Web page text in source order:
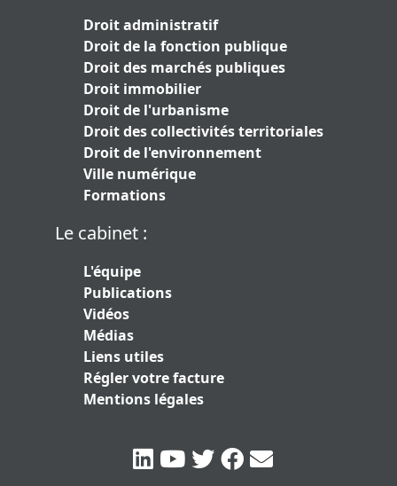
Droit administratif
Droit de la fonction publique
Droit des marchés publiques
Droit immobilier
Droit de l'urbanisme
Droit des collectivités territoriales
Droit de l'environnement
Ville numérique
Formations
Le cabinet :
L'équipe
Publications
Vidéos
Médias
Liens utiles
Régler votre facture
Mentions légales